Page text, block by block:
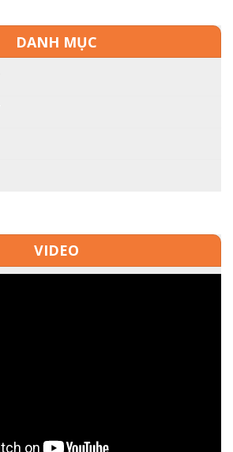
DANH MỤC
VIDEO